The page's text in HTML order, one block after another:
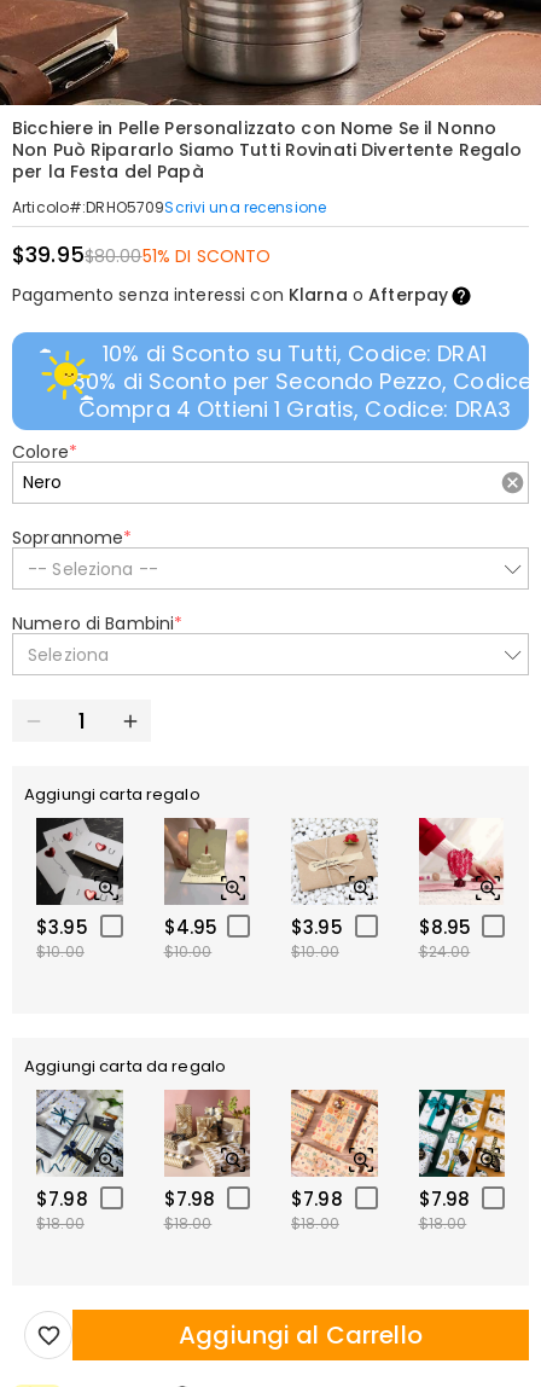
Bicchiere in Pelle Personalizzato con Nome Se il Nonno
Non Può Ripararlo Siamo Tutti Rovinati Divertente Regalo
per la Festa del Papà
Articolo#:DRHO5709Scrivi una recensione
$39.95$80.0051% DI SCONTO
Pagamento senza interessi con Klarna oAfterpay
10% di Sconto su Tutti, Codice: DRA1
30% di Sconto per Secondo Pezzo, Codice:
Compra 4 Ottieni 1 Gratis, Codice: DRA3
Colore*
Soprannome*
-- Seleziona --
Numero di Bambini*
Seleziona
Aggiungi carta regalo
$3.95
$10.00
$4.95
$10.00
$3.95
$10.00
$8.95
$24.00
Aggiungi carta da regalo
$7.98
$18.00
$7.98
$18.00
$7.98
$18.00
$7.98
$18.00
Aggiungi al Carrello